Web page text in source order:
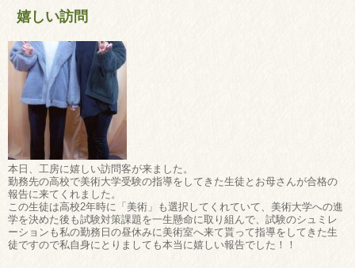
嬉しい訪問
本日、工房に嬉しい訪問客が来ました。
勤務先の高校で美術大学受験の指導をしてきた生徒とお母さんが合格の
報告に来てくれました。
この生徒は高校2年時に「美術」も選択してくれていて、美術大学への進
学を決めた後も試験対策課題を一生懸命に取り組んで、試験のシュミレ
ーションも私の勤務日の昼休みに美術室へ来て貰って指導をしてきた生
徒ですので私自身にとりましても本当に嬉しい報告でした！！